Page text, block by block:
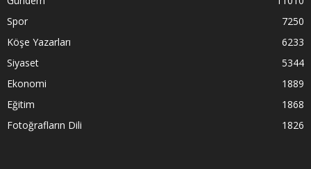
Spor
7250
Köşe Yazarları
6233
Siyaset
5344
Ekonomi
1889
Eğitim
1868
Fotoğrafların Dili
1826